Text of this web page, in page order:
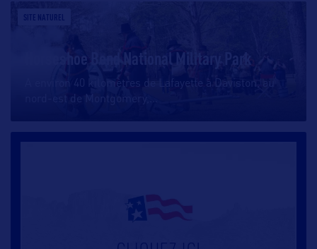
SITE NATUREL
Horseshoe Bend National Military Park
A environ 40 kilomètres de Lafayette à Daviston, au
nord-est de Montgomery,